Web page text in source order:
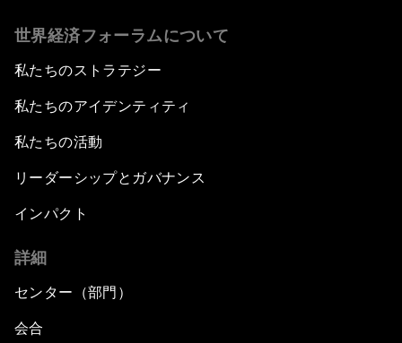
世界経済フォーラムについて
私たちのストラテジー
私たちのアイデンティティ
私たちの活動
リーダーシップとガバナンス
インパクト
詳細
センター（部門）
会合